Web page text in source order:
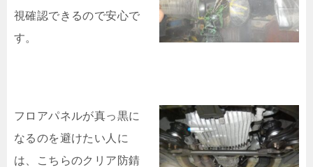
視確認できるので安心で
す。
フロアパネルが真っ黒に
なるのを避けたい人に
は、こちらのクリア防錆